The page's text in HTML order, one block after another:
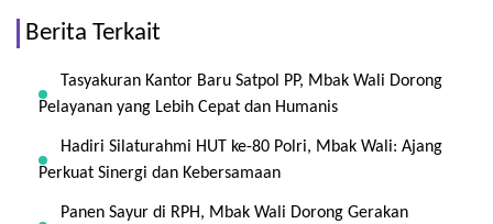
Berita Terkait
Tasyakuran Kantor Baru Satpol PP, Mbak Wali Dorong
Pelayanan yang Lebih Cepat dan Humanis
Hadiri Silaturahmi HUT ke-80 Polri, Mbak Wali: Ajang
Perkuat Sinergi dan Kebersamaan
Panen Sayur di RPH, Mbak Wali Dorong Gerakan